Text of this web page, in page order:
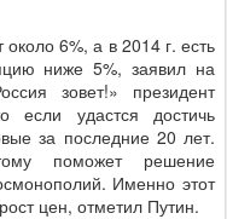
около 6%, а в 2014 г. есть
ниже 5%, заявил на
зовет!» президент
удастся достичь
за последние 20 лет.
поможет решение
Именно этот
цен, отметил Путин.